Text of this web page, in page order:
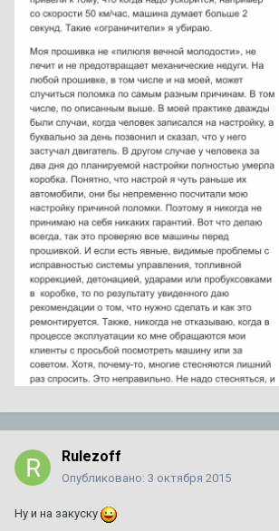
Rulezoff
Опубликовано: 3 октября 2015
Ну и на закуску